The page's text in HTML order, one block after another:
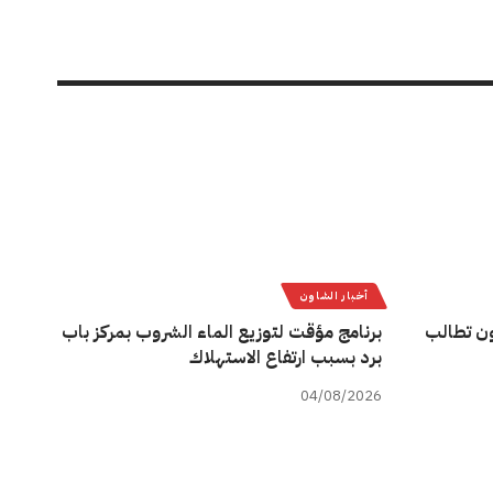
تطالب
أخبار الشاون
برنامج مؤقت لتوزيع الماء الشروب بمركز باب
برد بسبب ارتفاع الاستهلاك
04/08/2026